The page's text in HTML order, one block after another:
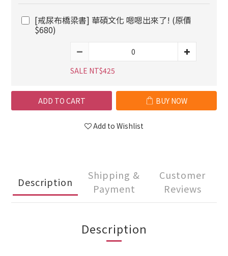
[戒尿布橋梁書] 華碩文化 嗯嗯出來了! (原價
$680)
SALE NT$425
ADD TO CART BUY NOW
Add to Wishlist
Description
Shipping &
Payment
Customer
Reviews
Description